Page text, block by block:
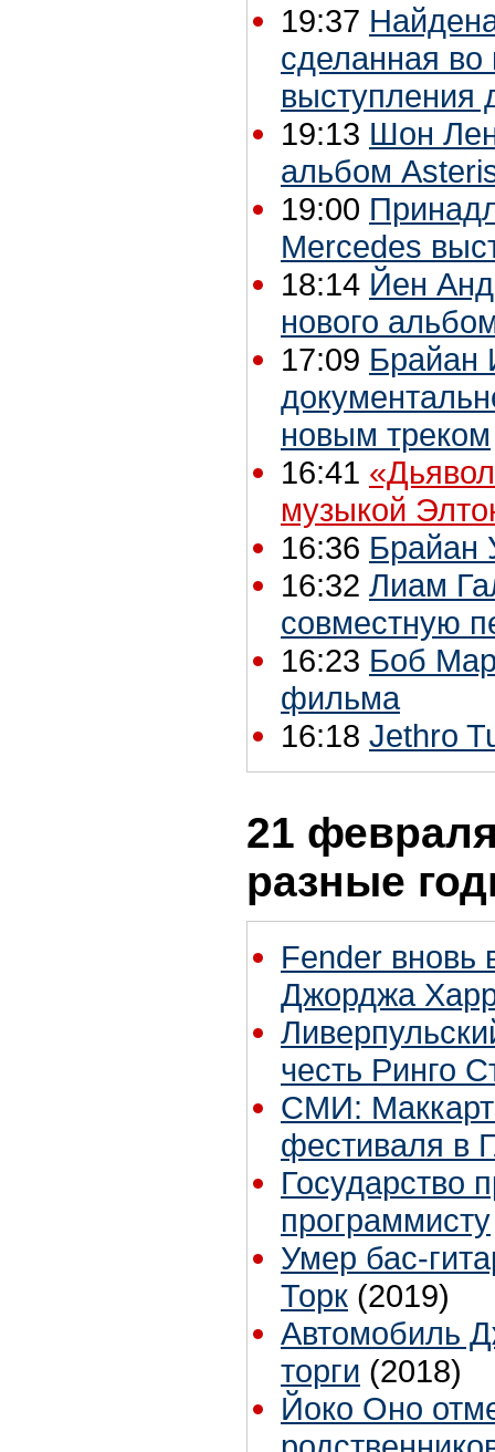
19:37
сделанная
выступления
19:13 Шон
альбом
19:00
Mercedes
18:14 Йен
нового
17:09 Брайан
новым треком
16:41
музыкой
16:36 Брайан
16:32 Лиам
совместную
16:23 Боб
фильма
16:18 Jethro
21
разные
Fender вновь
Джорджа
честь Ринго
СМИ:
фестиваля в
Государство
программисту
Умер бас-
Торк (2019)
Автомобиль
торги (2018)
Йоко Оно